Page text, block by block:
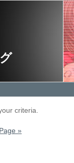
criteria.
»